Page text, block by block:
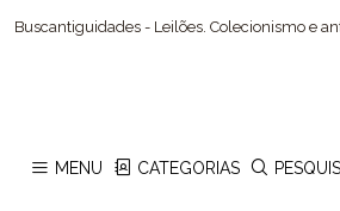
MENU CATEGORIAS
Buscantiguidades - Leilões. Colecionismo e